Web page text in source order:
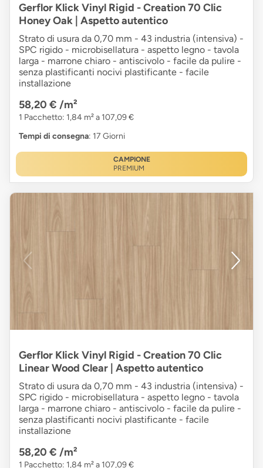
Gerflor Klick Vinyl Rigid - Creation 70 Clic
Honey Oak | Aspetto autentico
Strato di usura da 0,70 mm - 43 industria (intensiva) -
SPC rigido - microbisellatura - aspetto legno - tavola
larga - marrone chiaro - antiscivolo - facile da pulire -
senza plastificanti nocivi plastificante - facile
installazione
58,20 € /m²
1 Pacchetto: 1,84 m² a 107,09 €
Tempi di consegna: 17 Giorni
CAMPIONE
PREMIUM
Gerflor Klick Vinyl Rigid - Creation 70 Clic
Linear Wood Clear | Aspetto autentico
Strato di usura da 0,70 mm - 43 industria (intensiva) -
SPC rigido - microbisellatura - aspetto legno - tavola
larga - marrone chiaro - antiscivolo - facile da pulire -
senza plastificanti nocivi plastificante - facile
installazione
58,20 € /m²
1 Pacchetto: 1,84 m² a 107,09 €